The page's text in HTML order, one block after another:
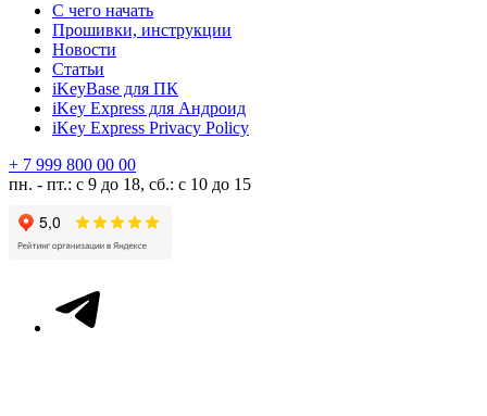
С чего начать
Прошивки, инструкции
Новости
Статьи
iKeyBase для ПК
iKey Express для Андроид
iKey Express Privacy Policy
+ 7 999 800 00 00
пн. - пт.: с 9 до 18, сб.: с 10 до 15